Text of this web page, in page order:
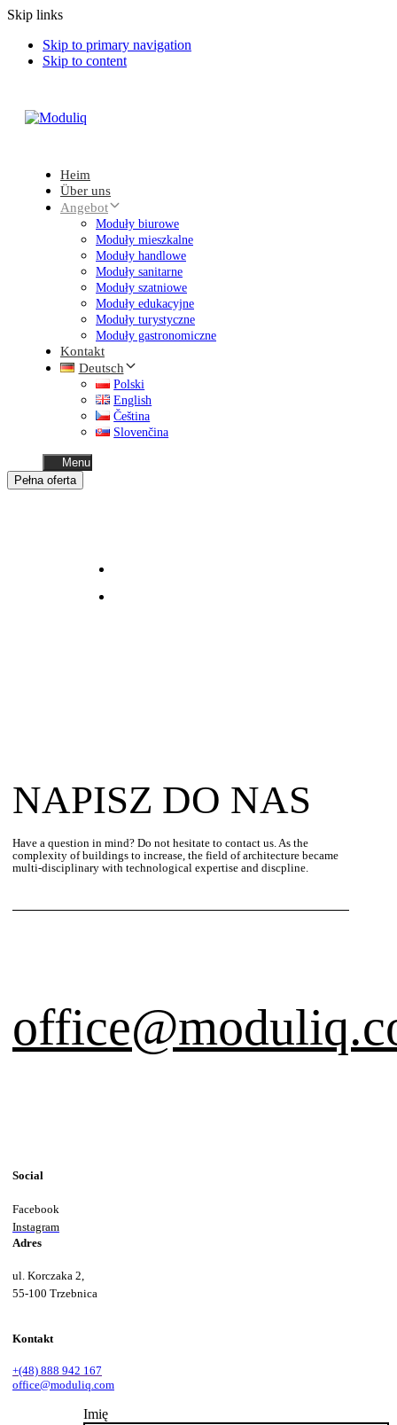
Skip links
Skip to primary navigation
Skip to content
Heim
Über uns
Angebot
Moduły biurowe
Moduły mieszkalne
Moduły handlowe
Moduły sanitarne
Moduły szatniowe
Moduły edukacyjne
Moduły turystyczne
Moduły gastronomiczne
Kontakt
Deutsch
Polski
English
Čeština
Slovenčina
Menu
Pełna oferta
NAPISZ DO NAS
Have a question in mind? Do not hesitate to contact us. As the
complexity of buildings to increase, the field of architecture became
multi-disciplinary with technological expertise and discpline.
Social
Facebook
Instagram
Adres
ul. Korczaka 2,
55-100 Trzebnica
Kontakt
+(48) 888 942 167
office@moduliq.com
Imię